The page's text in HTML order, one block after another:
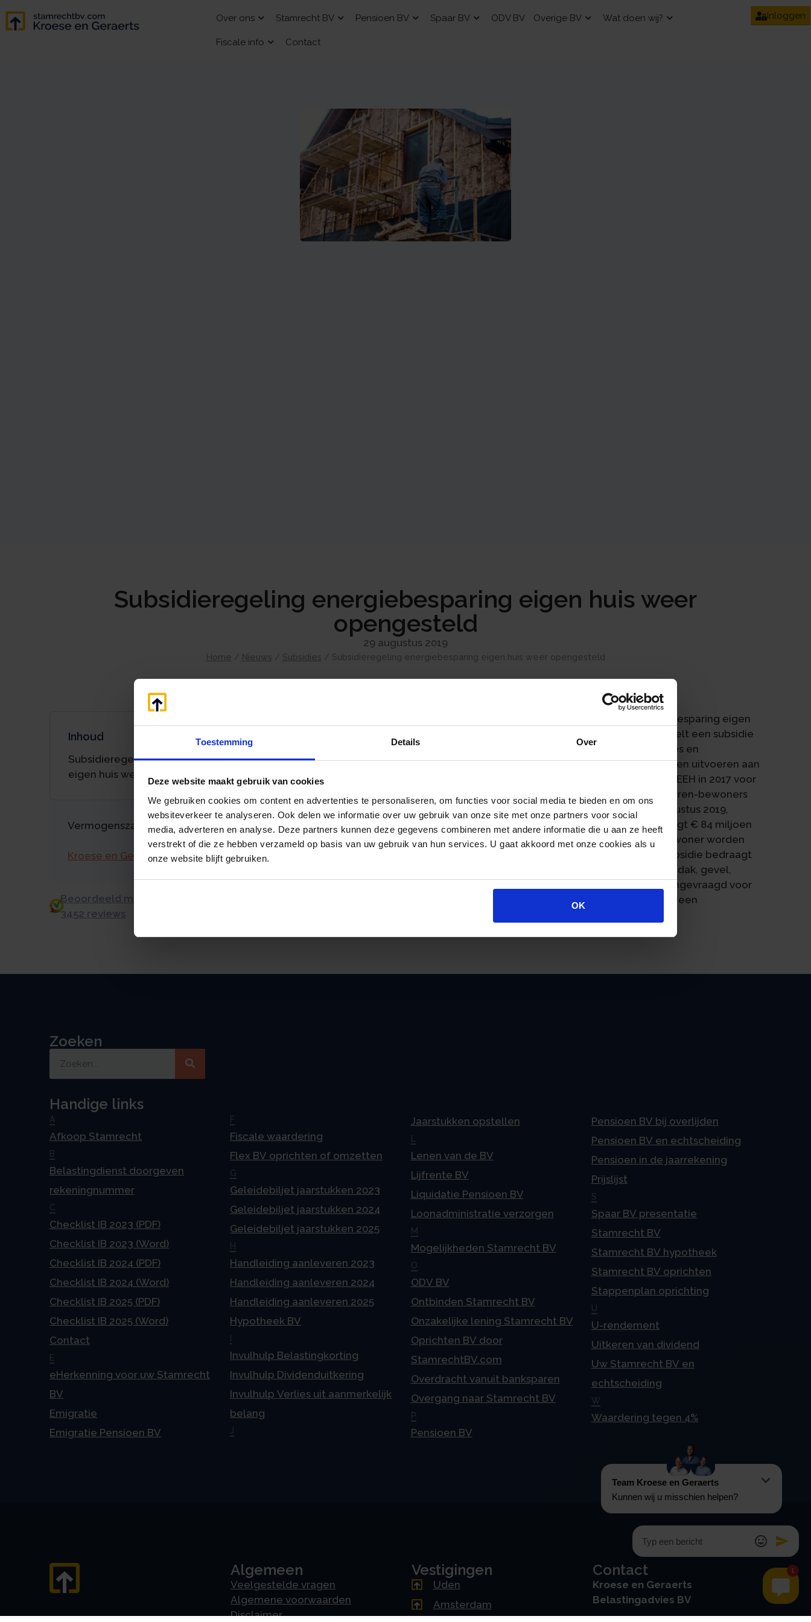
Toestemming Details Over
Deze website maakt gebruik van cookies
We gebruiken cookies om content en advertenties te personaliseren, om functies voor social media te bieden en om ons
websiteverkeer te analyseren. Ook delen we informatie over uw gebruik van onze site met onze partners voor social
media, adverteren en analyse. Deze partners kunnen deze gegevens combineren met andere informatie die u aan ze heeft
verstrekt of die ze hebben verzameld op basis van uw gebruik van hun services. U gaat akkoord met onze cookies als u
onze website blijft gebruiken.
OK
Over ons Stamrecht BV Pensioen BV Spaar BV ODV BV Overige BV Wat doen wij?
Fiscale info Contact
Inloggen
Subsidieregeling energiebesparing eigen huis weer
opengesteld
29 augustus 2019
Home / Nieuws / Subsidies / Subsidieregeling energiebesparing eigen huis weer opengesteld
Inhoud
Subsidieregeling energiebesparing
eigen huis weer opengesteld
Vermogenszaken goed regelen?
Kroese en Geraerts
Beoordeeld met een 9.0 uit 10 op basis van
3452 reviews
De minister van Binnenlandse Zaken heeft de Subsidieregeling energiebesparing eigen
huis (SEEH) opnieuw opengesteld voor eigenaar-bewoners. De SEEH regelt een subsidie
voor eigenaren-bewoners, verenigingen van eigenaren, wooncoöperaties en
woonverenigingen, die minimaal twee grote isolerende maatregelen laten uitvoeren aan
hun woning. In verband met het bereiken van het subsidieplafond is de SEEH in 2017 voor
eigenaren-bewoners stopgezet. Vanaf 2 september 2019 kunnen eigenaren-bewoners
weer subsidie aanvragen. Werkzaamheden, die verricht zijn vanaf 15 augustus 2019,
komen in aanmerking voor subsidie. Het budget voor de regeling bedraagt € 84 miljoen
voor de periode tot en met 2020. De subsidie kan door een eigenaar-bewoner worden
aangevraagd nadat de maatregelen aan de woning zijn getroffen. De subsidie bedraagt
ongeveer 20% van de kosten. Subsidiabele maatregelen zijn isolatie van dak, gevel,
spouwmuur, ramen of vloer/bodem. Aanvullend kan subsidie worden aangevraagd voor
kleinere maatregelen zoals waterzijdig inregelen, een energiedisplay of een
Zoeken
Handige links
A
Afkoop Stamrecht
B
Belastingdienst doorgeven
rekeningnummer
C
Checklist IB 2023 (PDF)
Checklist IB 2023 (Word)
Checklist IB 2024 (PDF)
Checklist IB 2024 (Word)
Checklist IB 2025 (PDF)
Checklist IB 2025 (Word)
Contact
E
eHerkenning voor uw Stamrecht
BV
Emigratie
Emigratie Pensioen BV
F
Fiscale waardering
Flex BV oprichten of omzetten
G
Geleidebiljet jaarstukken 2023
Geleidebiljet jaarstukken 2024
Geleidebiljet jaarstukken 2025
H
Handleiding aanleveren 2023
Handleiding aanleveren 2024
Handleiding aanleveren 2025
Hypotheek BV
Invulhulp Belastingkorting
Invulhulp Dividenduitkering
Invulhulp Verlies uit aanmerkelijk
belang
Jaarstukken opstellen
Lenen van de BV
Lijfrente BV
Liquidatie Pensioen BV
Loonadministratie verzorgen
M
Mogelijkheden Stamrecht BV
O
ODV BV
Ontbinden Stamrecht BV
Onzakelijke lening Stamrecht BV
Oprichten BV door
StamrechtBV.com
Overdracht vanuit banksparen
Overgang naar Stamrecht BV
P
Pensioen BV
Pensioen BV bij overlijden
Pensioen BV en echtscheiding
Pensioen in de jaarrekening
Prijslijst
S
Spaar BV presentatie
Stamrecht BV
Stamrecht BV hypotheek
Stamrecht BV oprichten
Stappenplan oprichting
U
U-rendement
Uitkeren van dividend
Uw Stamrecht BV en
echtscheiding
W
Waardering tegen 4%
Algemeen
Veelgestelde vragen
Algemene voorwaarden
Disclaimer
Vestigingen
Uden
Amsterdam
Contact
Kroese en Geraerts
Belastingadvies BV